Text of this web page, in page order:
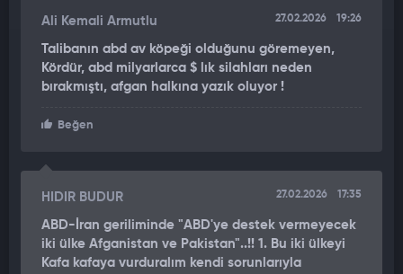
Öte yandan Tolo News'ün haberine göre, Afganistan Savunma
Bakanlığından yapılan açıklamada, Afgan
güçlerinin Pakistan'ın Durand Hattı boyunca bulunan
gece 12'de sona erdiğini bildirdi.
Afganistan yönetimi sözcüsü Zabihullah Mücahid ise ABD
merkezli X şirketinin sosyal medya platformundan yaptığı
Paktia'daki bazı bölgeleri bombaladığını ancak herhangi bir
can kaybının yaşanmadığını belirtti.
Ali Kemali Armutlu 27.02.2026 19:26
Talibanın abd av köpeği olduğunu göremeyen,
Kördür, abd milyarlarca $ lık silahları neden
bırakmıştı, afgan halkına yazık oluyor !
Beğen
HIDIR BUDUR 27.02.2026 17:35
ABD-İran geriliminde "ABD'ye destek vermeyecek
iki ülke Afganistan ve Pakistan"..!! 1. Bu iki ülkeyi
Kafa kafaya vurduralım kendi sorunlarıyla